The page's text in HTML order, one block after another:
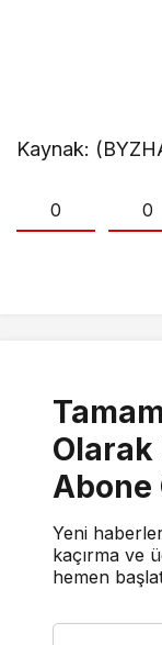
Kaynak:
0 0
Abone
Yeni
kaçırma ve
hemen